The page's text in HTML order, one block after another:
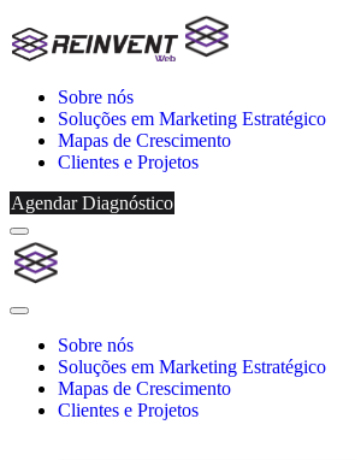
Sobre nós
Soluções em Marketing Estratégico
Mapas de Crescimento
Clientes e Projetos
Agendar Diagnóstico
Menu
Reinvent
Web
Close
Sobre nós
Soluções em Marketing Estratégico
Mapas de Crescimento
Clientes e Projetos